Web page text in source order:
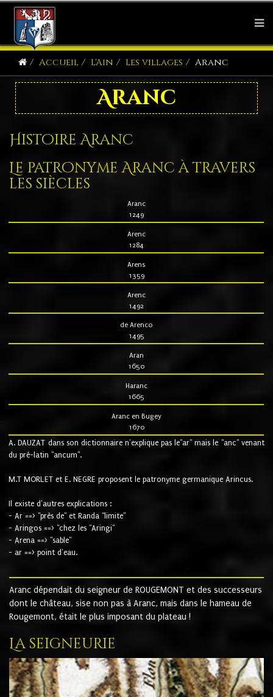
Accueil L'Ain Les villages Aranc
Aranc
Histoire Aranc
Le patronyme Aranc à travers
les siècles
Aranc
1249
Arenc
1284
Arens
1359
Arenc
1492
de Arenco
1495
Aran
1650
Haranc
1665
Aranc en Bugey
1670
A. DAUZAT dans son dictionnaire n'explique pas le"ar" mais le "anc" venant
du pré-latin "ancum".
M.T MORLET et E. NEGRE proposent le patronyme germanique Arincus.
Il existe d'autres explications :
- Ar ==> "près de" et Randa "limite"
- Aringos ==> "chez les "Aringi"
- Arena ==> "sable"
- ar ==> point d'eau.
Aranc dépendait du seigneur de ROUGEMONT et des successeurs
dont le château, sise non pas à Aranc, mais dans le hameau de
Rougemont, était le plus imposant du plateau !
La seigneurie